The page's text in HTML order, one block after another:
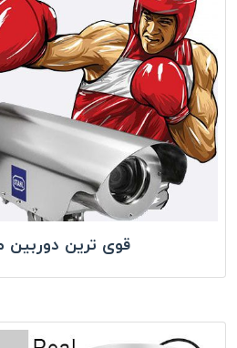
قوی ترین دوربین